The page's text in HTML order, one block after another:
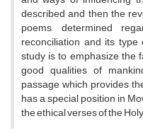
described and then the
poems, determined
reconciliation and its
study is to emphasize the
good qualities of
passage which provides
has a special position in
the ethical verses of the